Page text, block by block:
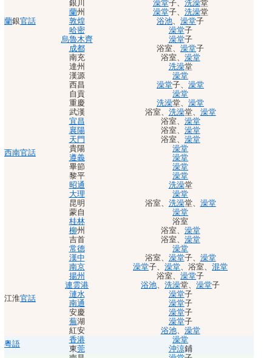
蘭銀官話
銀川 澡堂子、 洗澡堂
蘭州 澡堂子、 洗澡堂
敦煌
浴池、 澡堂子
哈密
澡堂子
烏魯木齊
澡堂子
西南官話
成都 浴室、 澡堂子
南充
浴室、 澡堂
達州
洗澡堂
漢源
澡堂
西昌
澡堂子、 澡堂
自貢
澡堂
重慶
洗澡堂、 澡堂
武漢
浴室、 洗澡堂、 澡堂
宜昌
浴室、 澡堂
襄陽
浴室、 澡堂
天門
浴室、 澡堂
貴陽
澡堂
遵義
澡堂
畢節
澡堂
黎平
澡堂
昭通
洗澡堂
大理
澡堂
昆明
浴室、 洗澡堂、 澡堂
蒙自
澡堂
桂林
浴室
柳州 浴室、 澡堂
吉首
浴室、 澡堂
常德
澡堂
漢中
浴室、 澡堂子、 澡堂
江淮官話
南京 澡堂子、 澡堂、 浴室、 混堂
揚州
浴室、 澡堂子
連雲港
浴池、 洗澡堂、 澡堂子
漣水
澡堂子
南通
澡堂子
安慶
澡堂子
蕪湖 澡堂子
紅安
浴池、 澡堂
粵語
香港
澡堂
東莞 沖涼鋪